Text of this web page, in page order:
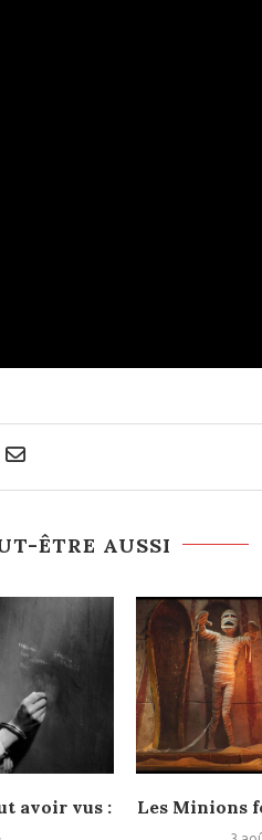
ÊTRE AUSSI
avoir vus :
Les Minions